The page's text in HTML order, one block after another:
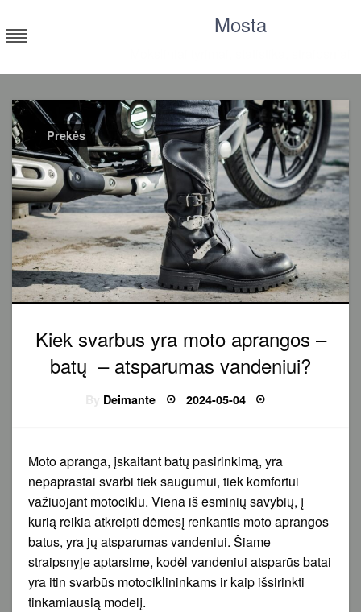
to
content
Mosta
Prekės
Kiek svarbus yra moto aprangos –
batų – atsparumas vandeniui?
Deimante Posted
on
2024-05-04
Moto apranga, įskaitant batų pasirinkimą, yra
nepaprastai svarbi tiek saugumui, tiek komfortui
važiuojant motociklu. Viena iš esminių savybių, į
kurią reikia atkreipti dėmesį renkantis moto aprangos
batus, yra jų atsparumas vandeniui. Šiame
straipsnyje aptarsime, kodėl vandeniui atsparūs batai
yra itin svarbūs motociklininkams ir kaip išsirinkti
tinkamiausią modelį.